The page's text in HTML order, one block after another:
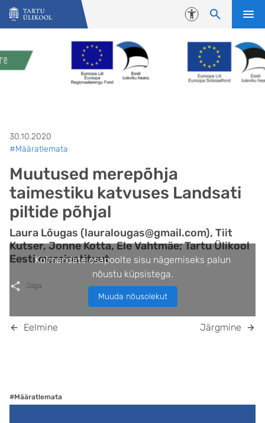
Liigu edasi põhisisu juurde
Juurdepääsetavus
30.10.2020
#Määratlemata
Muutused merepõhja
taimestiku katvuses Landsati
piltide põhjal
Laura Lõugas (lauralougas@gmail.com), Tiit
Kutser, Jonne Kotta, Ele Vahtmäe; Tartu Ülikool
Eesti mereinstituut
Kolmandate osapoolte sisu nägemiseks palun
nõustu küpsistega.
Muuda nõusolekut
Jaga
Eelmine Järgmine
#Määratlemata